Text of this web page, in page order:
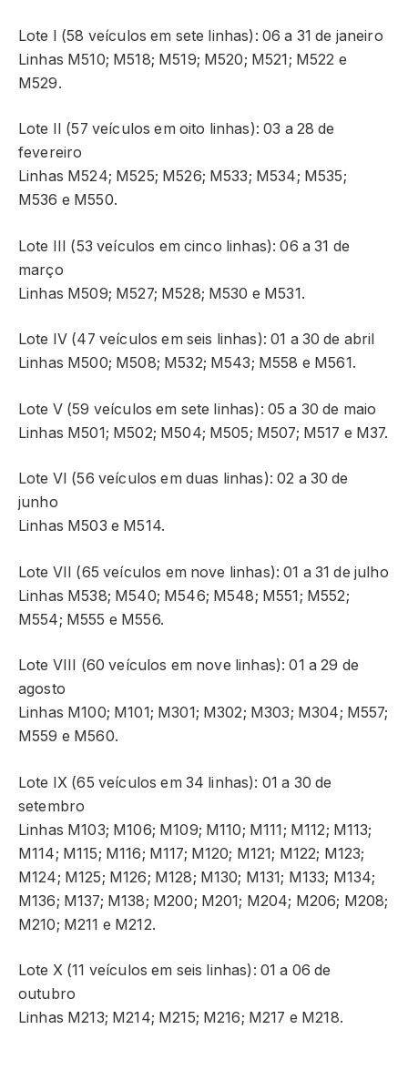
Lote I (58 veículos em sete linhas): 06 a 31 de janeiro
Linhas M510; M518; M519; M520; M521; M522 e
M529.
Lote II (57 veículos em oito linhas): 03 a 28 de
fevereiro
Linhas M524; M525; M526; M533; M534; M535;
M536 e M550.
Lote III (53 veículos em cinco linhas): 06 a 31 de
março
Linhas M509; M527; M528; M530 e M531.
Lote IV (47 veículos em seis linhas): 01 a 30 de abril
Linhas M500; M508; M532; M543; M558 e M561.
Lote V (59 veículos em sete linhas): 05 a 30 de maio
Linhas M501; M502; M504; M505; M507; M517 e M37.
Lote VI (56 veículos em duas linhas): 02 a 30 de
junho
Linhas M503 e M514.
Lote VII (65 veículos em nove linhas): 01 a 31 de julho
Linhas M538; M540; M546; M548; M551; M552;
M554; M555 e M556.
Lote VIII (60 veículos em nove linhas): 01 a 29 de
agosto
Linhas M100; M101; M301; M302; M303; M304; M557;
M559 e M560.
Lote IX (65 veículos em 34 linhas): 01 a 30 de
setembro
Linhas M103; M106; M109; M110; M111; M112; M113;
M114; M115; M116; M117; M120; M121; M122; M123;
M124; M125; M126; M128; M130; M131; M133; M134;
M136; M137; M138; M200; M201; M204; M206; M208;
M210; M211 e M212.
Lote X (11 veículos em seis linhas): 01 a 06 de
outubro
Linhas M213; M214; M215; M216; M217 e M218.